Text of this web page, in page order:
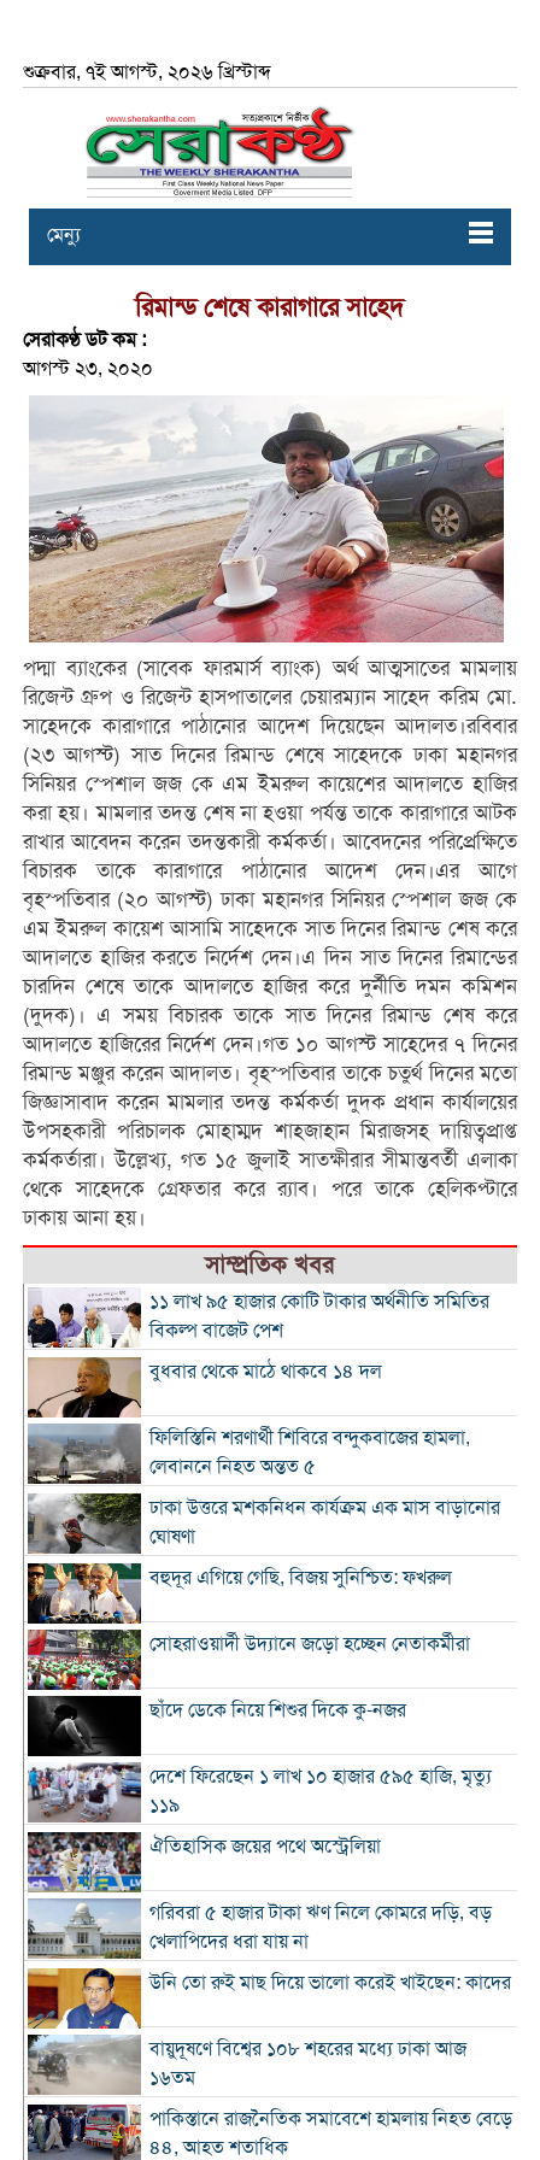
শুক্রবার, ৭ই আগস্ট, ২০২৬ খ্রিস্টাব্দ
মেন্যু
রিমান্ড শেষে কারাগারে সাহেদ
সেরাকণ্ঠ ডট কম :
আগস্ট ২৩, ২০২০
পদ্মা ব্যাংকের (সাবেক ফারমার্স ব্যাংক) অর্থ আত্মসাতের মামলায়
রিজেন্ট গ্রুপ ও রিজেন্ট হাসপাতালের চেয়ারম্যান সাহেদ করিম মো.
সাহেদকে কারাগারে পাঠানোর আদেশ দিয়েছেন আদালত।রবিবার
(২৩ আগস্ট) সাত দিনের রিমান্ড শেষে সাহেদকে ঢাকা মহানগর
সিনিয়র স্পেশাল জজ কে এম ইমরুল কায়েশের আদালতে হাজির
করা হয়। মামলার তদন্ত শেষ না হওয়া পর্যন্ত তাকে কারাগারে আটক
রাখার আবেদন করেন তদন্তকারী কর্মকর্তা। আবেদনের পরিপ্রেক্ষিতে
বিচারক তাকে কারাগারে পাঠানোর আদেশ দেন।এর আগে
বৃহস্পতিবার (২০ আগস্ট) ঢাকা মহানগর সিনিয়র স্পেশাল জজ কে
এম ইমরুল কায়েশ আসামি সাহেদকে সাত দিনের রিমান্ড শেষ করে
আদালতে হাজির করতে নির্দেশ দেন।এ দিন সাত দিনের রিমান্ডের
চারদিন শেষে তাকে আদালতে হাজির করে দুর্নীতি দমন কমিশন
(দুদক)। এ সময় বিচারক তাকে সাত দিনের রিমান্ড শেষ করে
আদালতে হাজিরের নির্দেশ দেন।গত ১০ আগস্ট সাহেদের ৭ দিনের
রিমান্ড মঞ্জুর করেন আদালত। বৃহস্পতিবার তাকে চতুর্থ দিনের মতো
জিজ্ঞাসাবাদ করেন মামলার তদন্ত কর্মকর্তা দুদক প্রধান কার্যালয়ের
উপসহকারী পরিচালক মোহাম্মদ শাহজাহান মিরাজসহ দায়িত্বপ্রাপ্ত
কর্মকর্তারা। উল্লেখ্য, গত ১৫ জুলাই সাতক্ষীরার সীমান্তবর্তী এলাকা
থেকে সাহেদকে গ্রেফতার করে র‌্যাব। পরে তাকে হেলিকপ্টারে
ঢাকায় আনা হয়।
সাম্প্রতিক খবর
১১ লাখ ৯৫ হাজার কোটি টাকার অর্থনীতি সমিতির
বিকল্প বাজেট পেশ
বুধবার থেকে মাঠে থাকবে ১৪ দল
ফিলিস্তিনি শরণার্থী শিবিরে বন্দুকবাজের হামলা,
লেবাননে নিহত অন্তত ৫
ঢাকা উত্তরে মশকনিধন কার্যক্রম এক মাস বাড়ানোর
ঘোষণা
বহুদূর এগিয়ে গেছি, বিজয় সুনিশ্চিত: ফখরুল
সোহরাওয়ার্দী উদ্যানে জড়ো হচ্ছেন নেতাকর্মীরা
ছাঁদে ডেকে নিয়ে শিশুর দিকে কু-নজর
দেশে ফিরেছেন ১ লাখ ১০ হাজার ৫৯৫ হাজি, মৃত্যু
১১৯
ঐতিহাসিক জয়ের পথে অস্ট্রেলিয়া
গরিবরা ৫ হাজার টাকা ঋণ নিলে কোমরে দড়ি, বড়
খেলাপিদের ধরা যায় না
উনি তো রুই মাছ দিয়ে ভালো করেই খাইছেন: কাদের
বায়ুদূষণে বিশ্বের ১০৮ শহরের মধ্যে ঢাকা আজ
১৬তম
পাকিস্তানে রাজনৈতিক সমাবেশে হামলায় নিহত বেড়ে
৪৪, আহত শতাধিক